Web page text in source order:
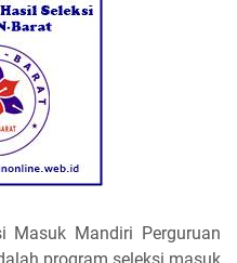
Masuk Mandiri Perguruan